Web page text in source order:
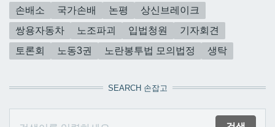
손배소
국가손배 논평
상신브레이크
쌍용자동차
노조파괴 입법청원
기자회견
토론회
노동3권 노란봉투법 모의법정 생탁
SEARCH 손잡고